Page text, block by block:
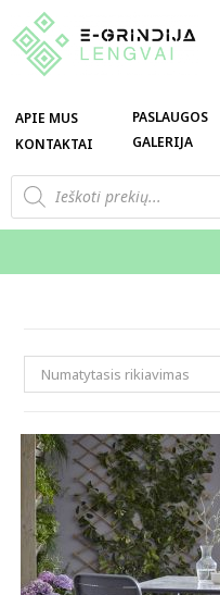
APIE MUS
KONTAKTAI
PASLAUGOS
GALERIJA
Numatytasis rikiavimas